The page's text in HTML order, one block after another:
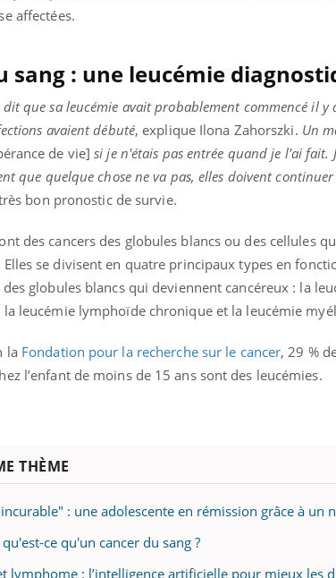
affectées.
sang : une leucémie
dit que sa leucémie avait probablement commencé il
avaient débuté, explique Ilona Zahorszki. Un
de vie]si je n'étais pas entrée quand je l'ai fait.
que quelque chose ne va pas, elles doivent
bon pronostic de survie.
des cancers des globules blancs ou des cellules
Elles se divisent en quatre principaux types en
globules blancs qui deviennent cancéreux : la
la leucémie lymphoïde chronique et la leucémie
la Fondation pour la recherche sur le cancer, 29 %
l’enfant de moins de 15 ans sont des leucémies.
THÈME
: une adolescente en rémission grâce à un
ce qu'un cancer du sang ?
lymphome : l’intelligence artificielle pour mieux les